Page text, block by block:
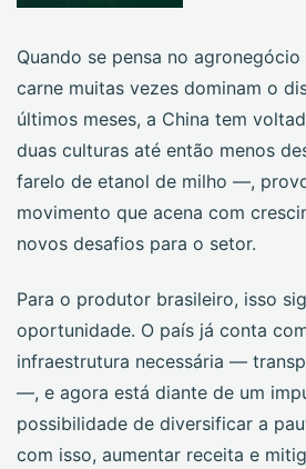
Quando se pensa no
carne muitas vezes dominam o
últimos meses, a China tem
duas culturas até então menos
farelo de etanol de milho —,
movimento que acena com
novos desafios para o setor.
Para o produtor brasileiro, isso
oportunidade. O país já conta
infraestrutura necessária —
—, e agora está diante de um
possibilidade de diversificar a
com isso, aumentar receita e